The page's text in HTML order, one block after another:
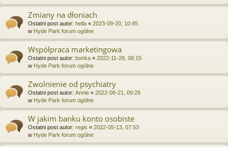
Zmiany na dłoniach
Ostatni post autor: hella « 2023-09-20, 10:45
w Hyde Park forum ogólne
Współpraca marketingowa
Ostatni post autor: bonka « 2022-11-28, 08:15
w Hyde Park forum ogólne
Zwolnienie od psychiatry
Ostatni post autor: Annie « 2022-06-21, 09:26
w Hyde Park forum ogólne
W jakim banku konto osobiste
Ostatni post autor: regis « 2022-05-13, 07:53
w Hyde Park forum ogólne